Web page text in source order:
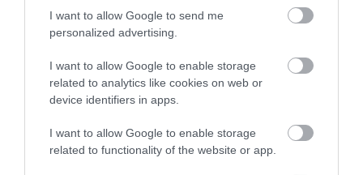
I want to allow Google to send me
personalized advertising.
I want to allow Google to enable storage
related to analytics like cookies on web or
device identifiers in apps.
I want to allow Google to enable storage
related to functionality of the website or app.
Ismét elérhetővé tette a nagyobb hátsó
szárnyat a GM…